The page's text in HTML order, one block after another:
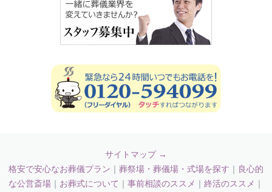
サイトマップ →
格安で安心なお葬儀プラン
葬祭場・葬儀場・式場を探す
良心的
な公営斎場
お葬式について 事前相談のススメ 終活のススメ